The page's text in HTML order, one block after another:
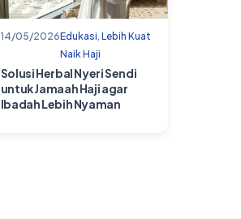
14/05/2026Edukasi, Lebih Kuat
Naik Haji
Solusi Herbal Nyeri Sendi
untuk Jamaah Haji agar
Ibadah Lebih Nyaman